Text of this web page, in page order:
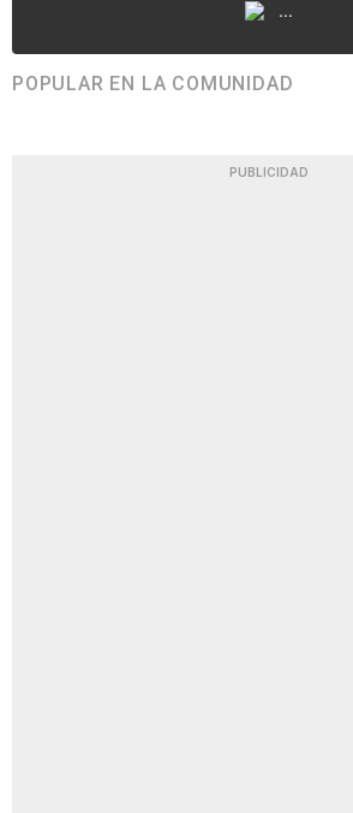
...
POPULAR EN LA COMUNIDAD
PUBLICIDAD